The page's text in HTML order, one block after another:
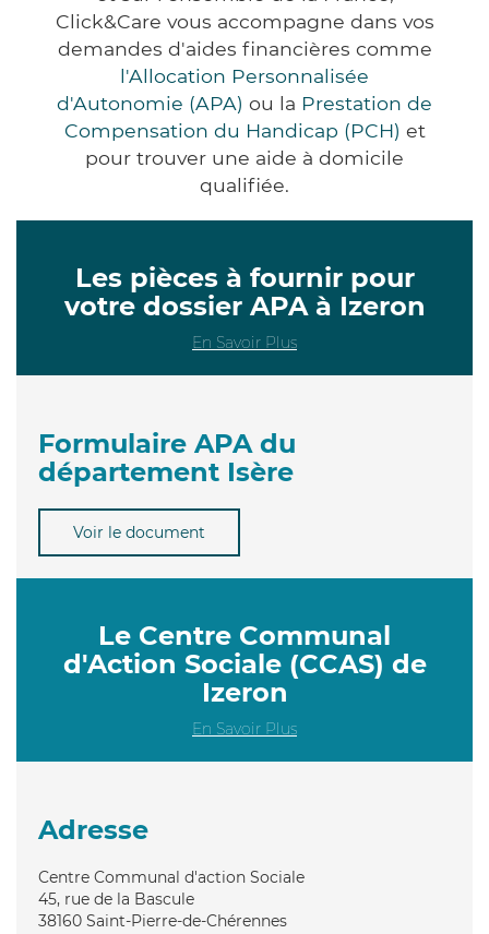
Click&Care vous accompagne dans vos
demandes d'aides financières comme
l'Allocation Personnalisée
d'Autonomie (APA) ou la Prestation de
Compensation du Handicap (PCH) et
pour trouver une aide à domicile
qualifiée.
Les pièces à fournir pour
votre dossier APA à Izeron
En Savoir Plus
Formulaire APA du
département Isère
Voir le document
Le Centre Communal
d'Action Sociale (CCAS) de
Izeron
En Savoir Plus
Adresse
Centre Communal d'action Sociale
45, rue de la Bascule
38160 Saint-Pierre-de-Chérennes